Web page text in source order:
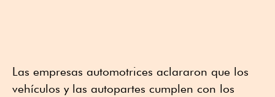
Las empresas automotrices aclararon que los
vehículos y las autopartes cumplen con los